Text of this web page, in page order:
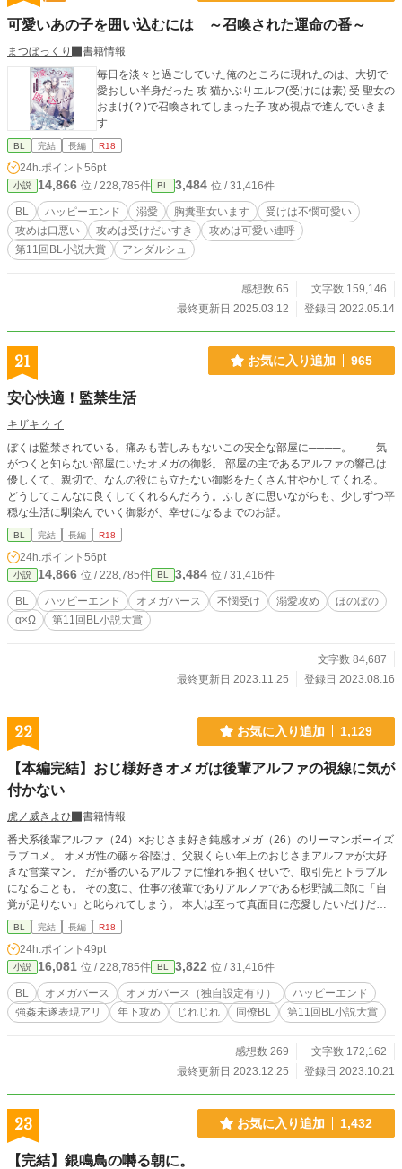
可愛いあの子を囲い込むには ～召喚された運命の番～
まつぼっくり
書籍情報
毎日を淡々と過ごしていた俺のところに現れたのは、大切で
愛おしい半身だった 攻 猫かぶりエルフ(受けには素) 受 聖女の
おまけ(？)で召喚されてしまった子 攻め視点で進んでいきま
す
BL 完結 長編 R18
24h.ポイント 56pt
小説 14,866 位 / 228,785件 BL 3,484 位 / 31,416件
BL ハッピーエンド 溺愛 胸糞聖女います
受けは不憫可愛い
攻めは口悪い
攻めは受けだいすき
攻めは可愛い連呼
第11回BL小説大賞
アンダルシュ
感想数 65
文字数 159,146
最終更新日 2025.03.12
登録日 2022.05.14
21 お気に入り追加 965
安心快適！監禁生活
キザキ ケイ
ぼくは監禁されている。痛みも苦しみもないこの安全な部屋に────。 気
がつくと知らない部屋にいたオメガの御影。 部屋の主であるアルファの響己は
優しくて、親切で、なんの役にも立たない御影をたくさん甘やかしてくれる。
どうしてこんなに良くしてくれるんだろう。ふしぎに思いながらも、少しずつ平
穏な生活に馴染んでいく御影が、幸せになるまでのお話。
BL 完結 長編 R18
24h.ポイント 56pt
小説 14,866 位 / 228,785件 BL 3,484 位 / 31,416件
BL ハッピーエンド オメガバース 不憫受け 溺愛攻め
ほのぼの
α×Ω
第11回BL小説大賞
文字数 84,687
最終更新日 2023.11.25
登録日 2023.08.16
22 お気に入り追加 1,129
【本編完結】おじ様好きオメガは後輩アルファの視線に気が
付かない
虎ノ威きよひ
書籍情報
番犬系後輩アルファ（24）×おじさま好き鈍感オメガ（26）のリーマンボーイズ
ラブコメ。 オメガ性の藤ヶ谷陸は、父親くらい年上のおじさまアルファが大好
きな営業マン。 だが番のいるアルファに憧れを抱くせいで、取引先とトラブル
になることも。 その度に、仕事の後輩でありアルファである杉野誠二郎に「自
覚が足りない」と叱られてしまう。 本人は至って真面目に恋愛したいだけだと
いうのに。 藤ヶ谷と杉野がバーで飲んでいたある夜、理想のおじさまアルファ
が藤ヶ谷に声を掛けてきた。 何故か警戒している杉野が幾度も水を差すが、舞
い上がった藤ヶ谷はどんどんおじさまに惚れ込んでいく。 そんな中、藤ヶ谷に
ヒートがやってきて……。 不器用な2人が一進一退しながら両思いになりたい物
語。 ※なかなかくっつきませんが、ハピエンです。 ※R18シーンは、挿入有り
の話のみ★をつけます。挿入無しは⭐︎です。 ＊オメガバースとは＊ 男女性以外
にアルファ、オメガ、ベータという第二性がある世界 ・オメガには発情期(ヒー
ート中、アルファとの性交行いながらオメガがうなじ(首周り)を噛まれることで
番関係が成立する。 ・番関係にあるオメガのヒートは番のアルファ以外には分
番えない。 ・アルファから番解消することは出来るが、オメガからは基本的に
は解消することは出来ない。
BL 完結 長編 R18
24h.ポイント 49pt
小説 16,081 位 / 228,785件 BL 3,822 位 / 31,416件
BL オメガバース オメガバース（独自設定有り）
ハッピーエンド
強姦未遂表現アリ
年下攻め じれじれ 同僚BL 第11回BL小説大賞
感想数 269
文字数 172,162
最終更新日 2023.12.25
登録日 2023.10.21
23 お気に入り追加 1,432
【完結】銀鳴鳥の囀る朝に。